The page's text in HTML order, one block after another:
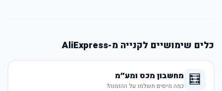
כלים שימושיים לקנייה מ-AliExpress
🧮 מחשבון מכס ומע״מ
כמה מיסים תשלמו על ההזמנה?